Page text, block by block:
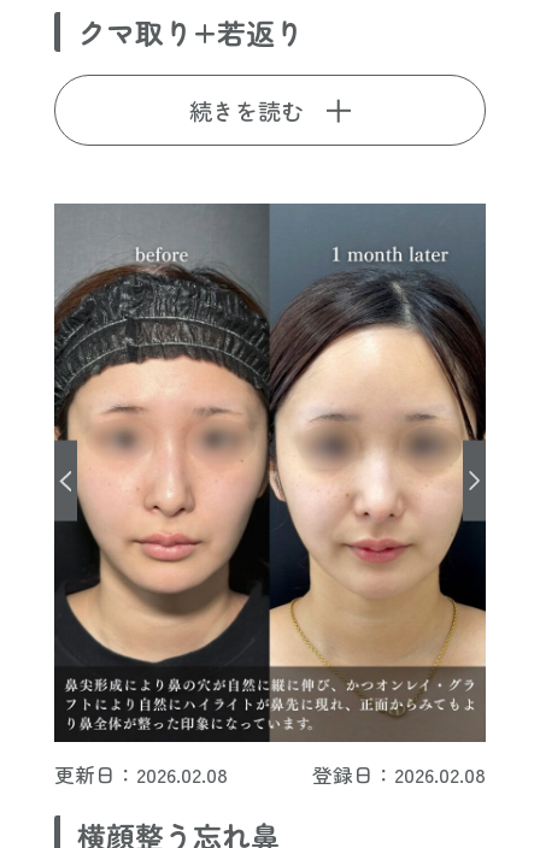
クマ取り+若返り
続きを読む
更新日：2026.02.08 登録日：2026.02.08
横顔整う忘れ鼻